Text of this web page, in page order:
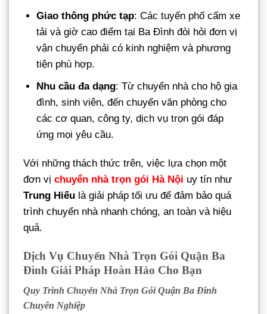
Giao thông phức tạp: Các tuyến phố cấm xe
tải và giờ cao điểm tại Ba Đình đòi hỏi đơn vị
vận chuyển phải có kinh nghiệm và phương
tiện phù hợp.
Nhu cầu đa dạng: Từ chuyển nhà cho hộ gia
đình, sinh viên, đến chuyển văn phòng cho
các cơ quan, công ty, dịch vụ trọn gói đáp
ứng mọi yêu cầu.
Với những thách thức trên, việc lựa chọn một
đơn vị chuyển nhà trọn gói Hà Nội uy tín như
Trung Hiếu là giải pháp tối ưu để đảm bảo quá
trình chuyển nhà nhanh chóng, an toàn và hiệu
quả.
Dịch Vụ Chuyển Nhà Trọn Gói Quận Ba
Đình Giải Pháp Hoàn Hảo Cho Bạn
Quy Trình Chuyển Nhà Trọn Gói Quận Ba Đình
Chuyên Nghiệp